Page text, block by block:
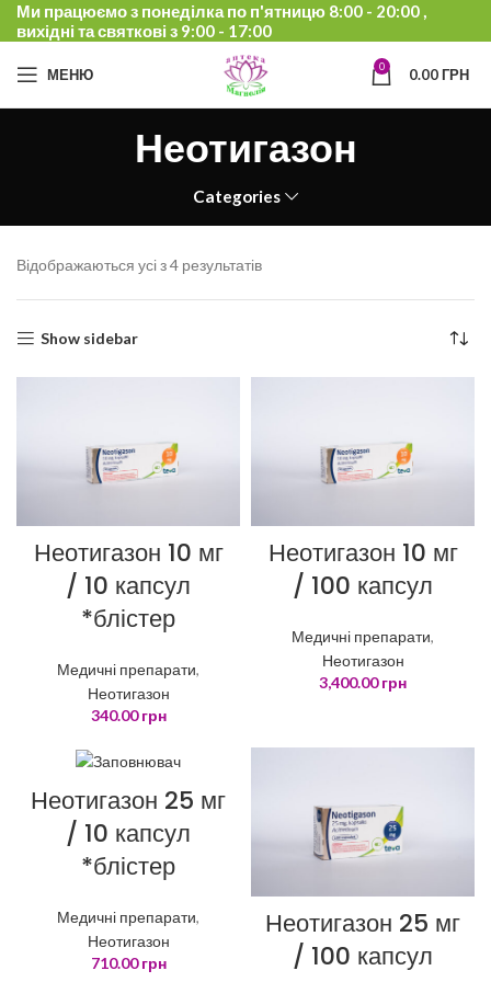
Ми працюємо з понеділка по п'ятницю 8:00 - 20:00 ,
вихідні та святкові з 9:00 - 17:00
МЕНЮ 0 0.00ГРН
Неотигазон
Categories
Відображаються усі з 4 результатів
Show sidebar
Неотигазон 10 мг
/ 10 капсул
*блістер
Медичні препарати,
Неотигазон
340.00грн
Неотигазон 10 мг
/ 100 капсул
Медичні препарати,
Неотигазон
3,400.00грн
Неотигазон 25 мг
/ 10 капсул
*блістер
Медичні препарати,
Неотигазон
710.00грн
Неотигазон 25 мг
/ 100 капсул